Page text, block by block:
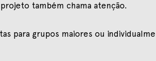
também chama atenção.
para grupos maiores ou